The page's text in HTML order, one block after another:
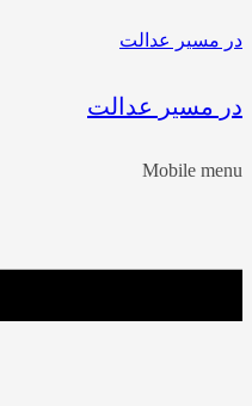
در مسیر عدالت
در مسیر عدالت
Mobile menu